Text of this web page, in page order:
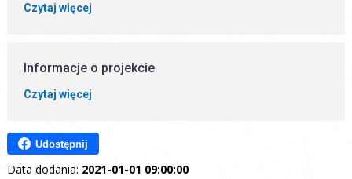
Czytaj więcej
Informacje o projekcie
Czytaj więcej
Udostępnij
Data dodania: 2021-01-01 09:00:00